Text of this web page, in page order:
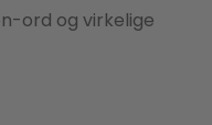
ord og virkelige